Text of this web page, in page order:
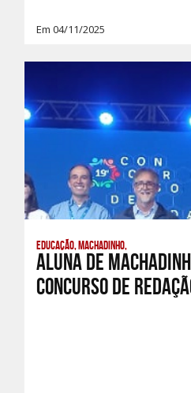
Em 04/11/2025
Educação, Machadinho,
Aluna de
Concurso de